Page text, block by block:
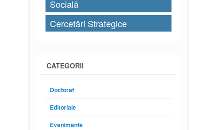
Socială
Cercetări Strategice
CATEGORII
Doctorat
Editoriale
Evenimente